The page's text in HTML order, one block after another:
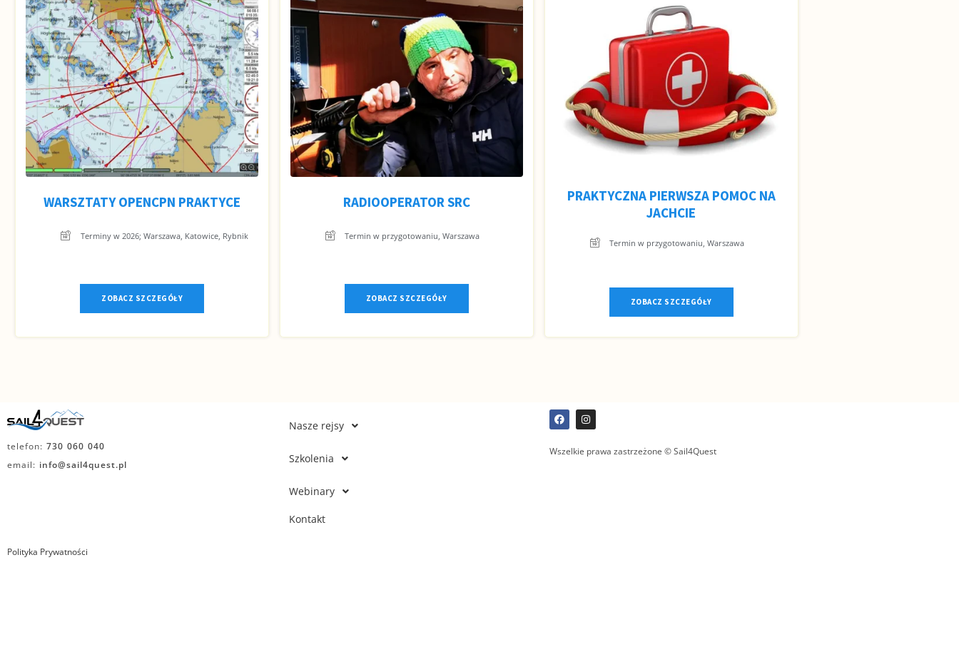
WARSZTATY OPENCPN PRAKTYCE
Terminy w 2026; Warszawa, Katowice, Rybnik
ZOBACZ SZCZEGÓŁY
RADIOOPERATOR SRC
Termin w przygotowaniu, Warszawa
ZOBACZ SZCZEGÓŁY
PRAKTYCZNA PIERWSZA POMOC NA
JACHCIE
Termin w przygotowaniu, Warszawa
ZOBACZ SZCZEGÓŁY
telefon: 730 060 040
email: info@sail4quest.pl
Nasze rejsy
Szkolenia
Webinary
Kontakt
Wszelkie prawa zastrzeżone © Sail4Quest
Polityka Prywatności